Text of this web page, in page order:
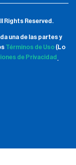
Rights Reserved.
una de las partes y
Términos de Uso(Lo
de Privacidad .